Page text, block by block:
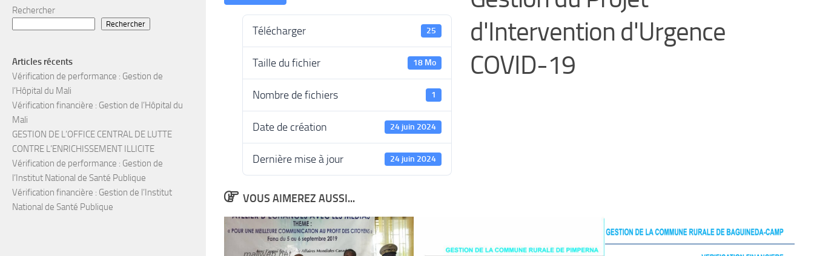
Télécharger 25
Taille du fichier 18 Mo
Nombre de fichiers 1
Date de création 24 juin 2024
Dernière mise à jour 24 juin 2024
d'Intervention d'Urgence
COVID-19
VOUS AIMEREZ AUSSI...
Rechercher
Rechercher
Articles récents
Vérification de performance : Gestion de
l’Hôpital du Mali
Vérification financière : Gestion de l’Hôpital du
Mali
GESTION DE L’OFFICE CENTRAL DE LUTTE
CONTRE L’ENRICHISSEMENT ILLICITE
Vérification de performance : Gestion de
l’Institut National de Santé Publique
Vérification financière : Gestion de l’Institut
National de Santé Publique